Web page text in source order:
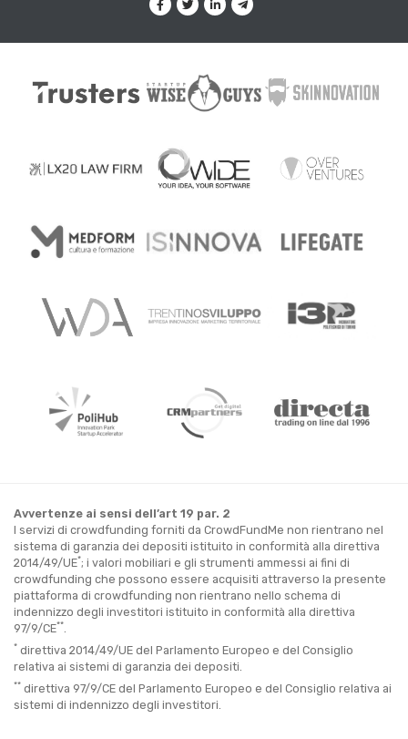
Avvertenze ai sensi dell’art 19 par. 2
I servizi di crowdfunding forniti da CrowdFundMe non rientrano nel
sistema di garanzia dei depositi istituito in conformità alla direttiva
2014/49/UE*; i valori mobiliari e gli strumenti ammessi ai fini di
crowdfunding che possono essere acquisiti attraverso la presente
piattaforma di crowdfunding non rientrano nello schema di
indennizzo degli investitori istituito in conformità alla direttiva
97/9/CE**
* direttiva 2014/49/UE del Parlamento Europeo e del Consiglio
relativa ai sistemi di garanzia dei depositi.
** direttiva 97/9/CE del Parlamento Europeo e del Consiglio relativa ai
sistemi di indennizzo degli investitori.